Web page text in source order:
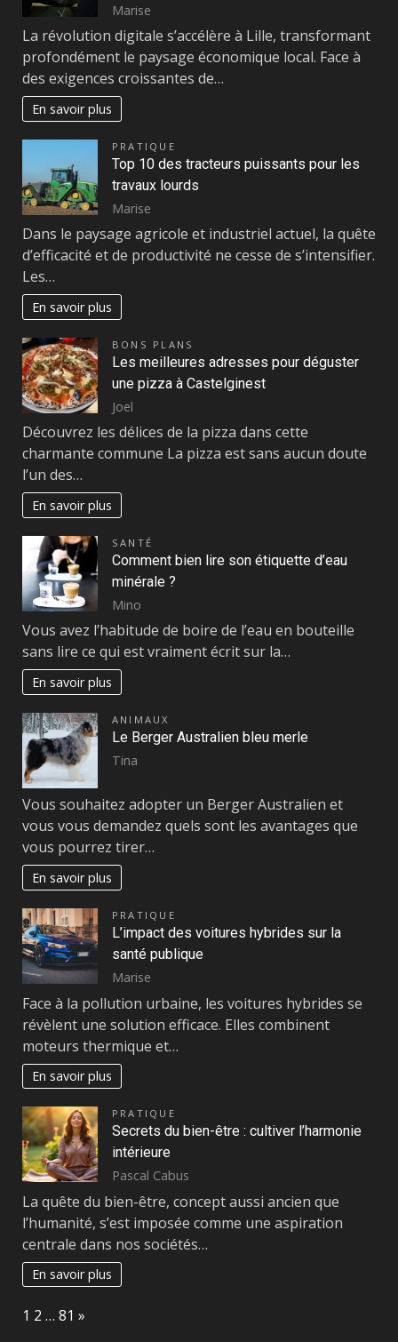
Marise
La révolution digitale s’accélère à Lille, transformant
profondément le paysage économique local. Face à
des exigences croissantes de…
En savoir plus
PRATIQUE
Top 10 des tracteurs puissants pour les
travaux lourds
Marise
Dans le paysage agricole et industriel actuel, la quête
d’efficacité et de productivité ne cesse de s’intensifier.
Les…
En savoir plus
BONS PLANS
Les meilleures adresses pour déguster
une pizza à Castelginest
Joel
Découvrez les délices de la pizza dans cette
charmante commune La pizza est sans aucun doute
l’un des…
En savoir plus
SANTÉ
Comment bien lire son étiquette d’eau
minérale ?
Mino
Vous avez l’habitude de boire de l’eau en bouteille
sans lire ce qui est vraiment écrit sur la…
En savoir plus
ANIMAUX
Le Berger Australien bleu merle
Tina
Vous souhaitez adopter un Berger Australien et
vous vous demandez quels sont les avantages que
vous pourrez tirer…
En savoir plus
PRATIQUE
L’impact des voitures hybrides sur la
santé publique
Marise
Face à la pollution urbaine, les voitures hybrides se
révèlent une solution efficace. Elles combinent
moteurs thermique et…
En savoir plus
PRATIQUE
Secrets du bien-être : cultiver l’harmonie
intérieure
Pascal Cabus
La quête du bien-être, concept aussi ancien que
l’humanité, s’est imposée comme une aspiration
centrale dans nos sociétés…
En savoir plus
Page:
1 2 … 81 Next
»